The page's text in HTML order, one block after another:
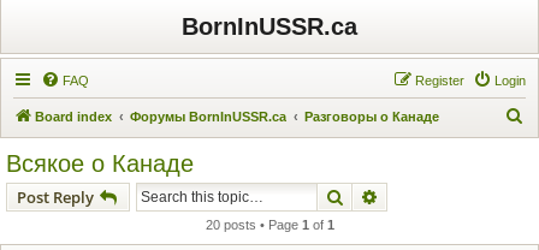
BornInUSSR.ca
FAQ Login
Register
Board index Форумы BornInUSSR.ca Разговоры о Канаде
Всякое о Канаде
Post Reply Search
20 posts • Page 1 of 1